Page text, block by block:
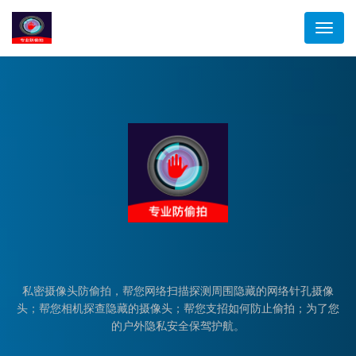
切
换
私密摄像头防偷拍，帮您网络扫描探测周围隐藏的网络针孔摄像
头；帮您相机探查隐藏的摄像头；帮您支招如何防止偷拍；为了您
的户外隐私安全保驾护航。